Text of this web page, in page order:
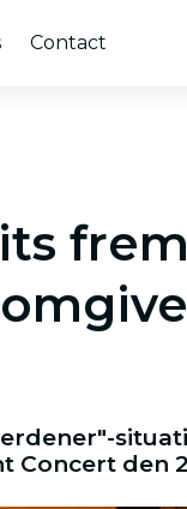
Contact
Concert den